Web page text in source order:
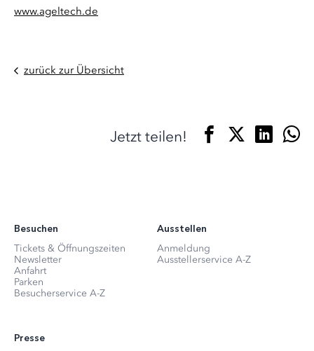
www.ageltech.de
zurück zur Übersicht
Jetzt teilen!
Besuchen
Tickets & Öffnungszeiten
Newsletter
Anfahrt
Parken
Besucherservice A-Z
Ausstellen
Anmeldung
Ausstellerservice A-Z
Presse